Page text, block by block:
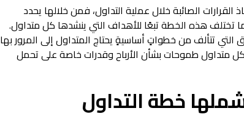
الصائبة خلال عملية التداول، فمن خلالها يحدد
ما تختلف هذه الخطة تبعًا للأهداف التي ينشدها كل متداول.
التي تتألف من خطواتٍ أساسيةٍ يحتاج المتداول إلى المرور بها
متداول طموحات بشأن الأرباح وقدرات خاصة على تحمل
خطة التداول